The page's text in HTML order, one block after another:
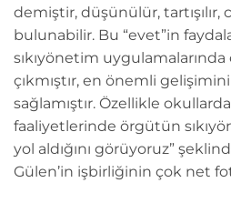
demiştir, düşünülür, tartışılır,
bulunabilir. Bu “evet”in
sıkıyönetim
çıkmıştır, en önemli
sağlamıştır. Özellikle
faaliyetlerinde örgütün
yol aldığını görüyoruz”
Gülen’in işbirliğinin çok net